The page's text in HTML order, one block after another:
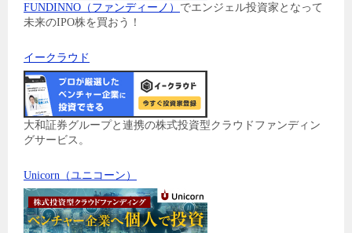
FUNDINNO（ファンディーノ） でエンジェル投資家となって
未来のIPO株を買おう！
イークラウド
大和証券グループと連携の株式投資型クラウドファンディン
グサービス。
Unicorn（ユニコーン）